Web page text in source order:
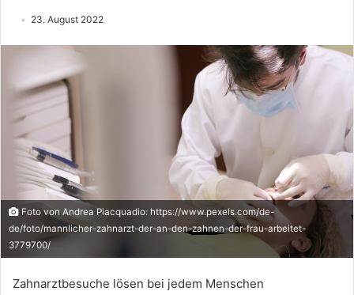
23. August 2022
Foto von Andrea Piacquadio: https://www.pexels.com/de-
de/foto/mannlicher-zahnarzt-der-an-den-zahnen-der-frau-arbeitet-
3779700/
Zahnarztbesuche lösen bei jedem Menschen